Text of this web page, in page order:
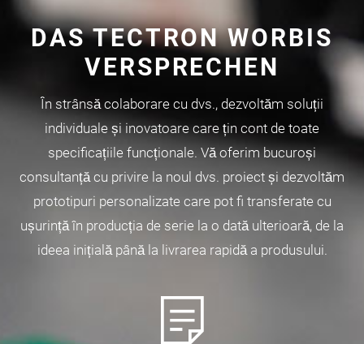
DAS TECTRON WORBIS
VERSPRECHEN
În strânsă colaborare cu dvs., dezvoltăm soluții
individuale și inovatoare care țin cont de toate
specificațiile funcționale. Vă oferim bucuroși
consultanță cu privire la noul dvs. proiect și dezvoltăm
prototipuri personalizate care pot fi transferate cu
ușurință în producția de serie la o dată ulterioară, de la
ideea inițială până la livrarea rapidă a produsului.